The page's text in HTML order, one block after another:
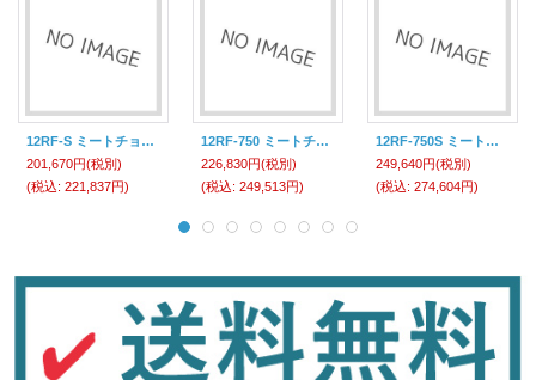
12RF-S ミートチョッパー 飯塚工業 喜連ローヤル
201,670円(税別)
(税込: 221,837円)
12RF-750 ミートチョッパー 飯塚工業 喜連ローヤル
226,830円(税別)
(税込: 249,513円)
12RF-750S ミートチョッパー 飯塚工業 喜連ローヤル
249,640円(税別)
(税込: 274,604円)